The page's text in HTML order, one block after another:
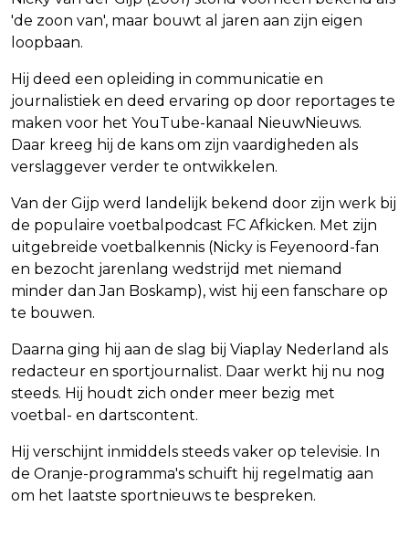
'de zoon van', maar bouwt al jaren aan zijn eigen
loopbaan.
Hij deed een opleiding in communicatie en
journalistiek en deed ervaring op door reportages te
maken voor het YouTube-kanaal NieuwNieuws.
Daar kreeg hij de kans om zijn vaardigheden als
verslaggever verder te ontwikkelen.
Van der Gijp werd landelijk bekend door zijn werk bij
de populaire voetbalpodcast FC Afkicken. Met zijn
uitgebreide voetbalkennis (Nicky is Feyenoord-fan
en bezocht jarenlang wedstrijd met niemand
minder dan Jan Boskamp), wist hij een fanschare op
te bouwen.
Daarna ging hij aan de slag bij Viaplay Nederland als
redacteur en sportjournalist. Daar werkt hij nu nog
steeds. Hij houdt zich onder meer bezig met
voetbal- en dartscontent.
Hij verschijnt inmiddels steeds vaker op televisie. In
de Oranje-programma's schuift hij regelmatig aan
om het laatste sportnieuws te bespreken.